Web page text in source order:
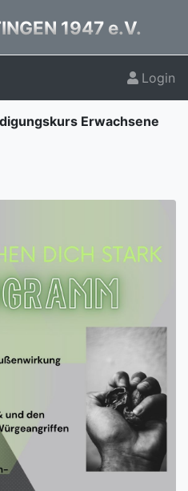
1947 e.V.
Login
Erwachsene